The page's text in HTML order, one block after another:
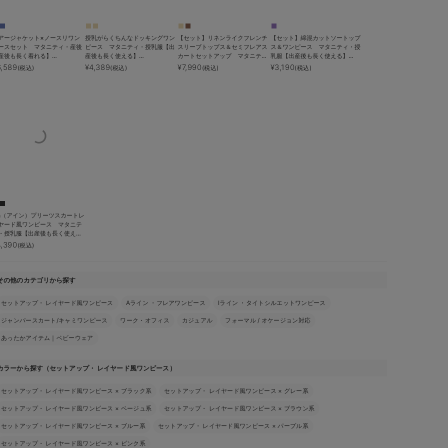
ージャケット×ノースリワン
スセット マタニティ・産後
後も長く着れる】
（ローズマダム）
(税込)
授乳がらくちんなドッキングワン
ピース マタニティ・授乳服【出
産後も長く使える】
Rosemadame（ローズマダム）
¥4,389(税込)
【セット】リネンライクフレンチ
スリーブトップス＆セミフレアス
カートセットアップ マタニテ
ィ・授乳服【出産後も長く着られ
る】
¥7,990 (税込)
【セット】綿混カットソートップ
ス＆ワンピース マタニティ・授
乳服【出産後も長く使える】
fairy（フェアリー）
¥3,190(税込)
アイン）プリーツスカートレ
ード風ワンピース マタニテ
授乳服【出産後も長く使え
(税込)
の他のカテゴリから探す
セットアップ・ レイヤード風ワンピース Aライン ・フレアワンピース Iライン ・タイトシルエットワンピース
ジャンパースカート/キャミワンピース ワーク・オフィス カジュアル フォーマル / オケージョン対応
あったかアイテム｜ベビーウェア
ラーから探す（セットアップ・ レイヤード風ワンピース）
セットアップ・ レイヤード風ワンピース × ブラック系 セットアップ・ レイヤード風ワンピース × グレー系
セットアップ・ レイヤード風ワンピース × ベージュ系 セットアップ・ レイヤード風ワンピース × ブラウン系
セットアップ・ レイヤード風ワンピース × ブルー系 セットアップ・ レイヤード風ワンピース × パープル系
セットアップ・ レイヤード風ワンピース × ピンク系